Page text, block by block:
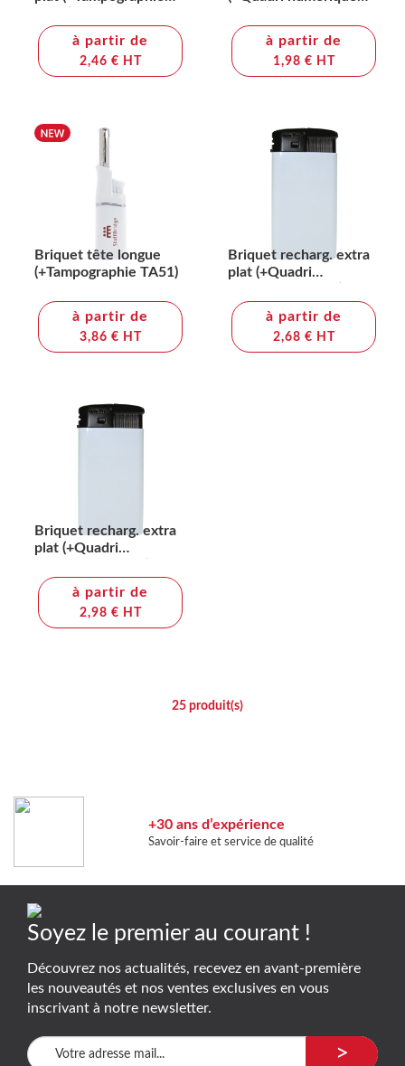
à partir de
2,46 € HT
à partir de
1,98 € HT
Briquet tête longue
(+Tampographie TA51)
à partir de
3,86 € HT
Briquet recharg. extra
plat (+Quadri
à partir de
2,68 € HT
Briquet recharg. extra
plat (+Quadri
à partir de
2,98 € HT
25produit(s)
+30 ans d’expérience
Savoir-faire et service de qualité
Soyez le premier au courant !
Découvrez nos actualités, recevez en avant-première
les nouveautés et nos ventes exclusives en vous
inscrivant à notre newsletter.
>